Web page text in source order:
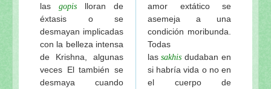
las gopis lloran de
éxtasis o se
desmayan implicadas
con la belleza intensa
de Krishna, algunas
veces El también se
desmaya cuando
amor extático se
asemeja a una
condición moribunda.
Todas
las sakhis dudaban en
si habría vida o no en
el cuerpo de